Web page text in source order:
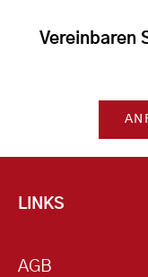
Vereinbaren
LINKS
AGB